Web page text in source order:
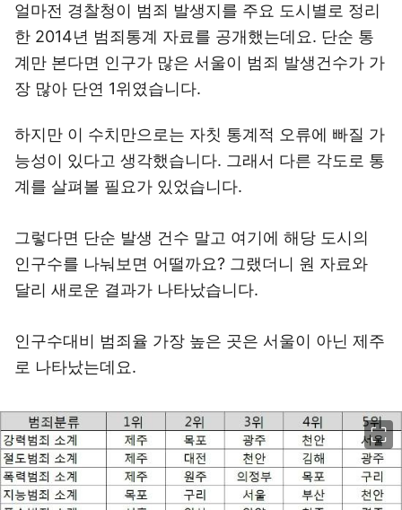
얼마전 경찰청이 범죄 발생지를 주요 도시별로 정리
한 2014년 범죄통계 자료를 공개했는데요. 단순 통
계만 본다면 인구가 많은 서울이 범죄 발생건수가 가
장 많아 단연 1위였습니다.
하지만 이 수치만으로는 자칫 통계적 오류에 빠질 가
능성이 있다고 생각했습니다. 그래서 다른 각도로 통
계를 살펴볼 필요가 있었습니다.
그렇다면 단순 발생 건수 말고 여기에 해당 도시의
인구수를 나눠보면 어떨까요? 그랬더니 원 자료와
달리 새로운 결과가 나타났습니다.
인구수대비 범죄율 가장 높은 곳은 서울이 아닌 제주
로 나타났는데요.